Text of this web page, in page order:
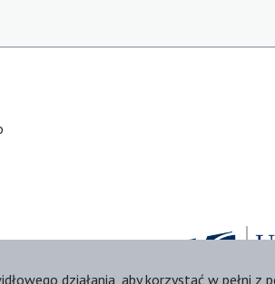
działania, aby korzystać w pełni